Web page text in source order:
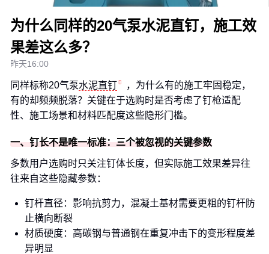
为什么同样的20气泵水泥直钉，施工效
果差这么多？
昨天16:00
同样标称20气泵水泥直钉
，为什么有的施工牢固稳定，
有的却频频脱落？关键在于选购时是否考虑了钉枪适配
性、施工场景和材料匹配度这些隐形门槛。
一、钉长不是唯一标准：三个被忽视的关键参数
多数用户选购时只关注钉体长度，但实际施工效果差异往
往来自这些隐藏参数：
钉杆直径：影响抗剪力，混凝土基材需要更粗的钉杆防
止横向断裂
材质硬度：高碳钢与普通钢在重复冲击下的变形程度差
异明显